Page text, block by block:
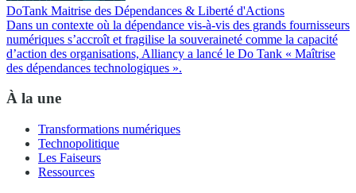
DoTank Maitrise des Dépendances & Liberté d'Actions
Dans un contexte où la dépendance vis-à-vis des grands fournisseurs
numériques s’accroît et fragilise la souveraineté comme la capacité
d’action des organisations, Alliancy a lancé le Do Tank « Maîtrise
des dépendances technologiques ».
À la une
Transformations numériques
Technopolitique
Les Faiseurs
Ressources